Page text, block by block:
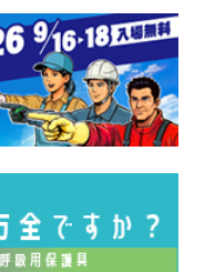
ス㈱外部サイ
た
会の特設ウェブ